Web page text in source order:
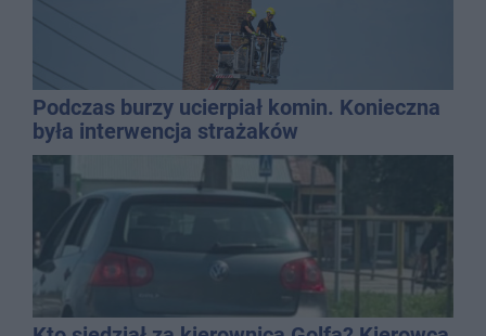
Podczas burzy ucierpiał komin. Konieczna
była interwencja strażaków